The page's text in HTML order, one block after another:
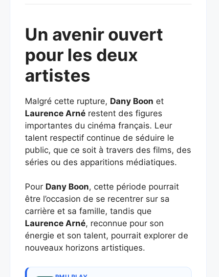
Un avenir ouvert
pour les deux
artistes
Malgré cette rupture, Dany Boon et
Laurence Arné restent des figures
importantes du cinéma français. Leur
talent respectif continue de séduire le
public, que ce soit à travers des films, des
séries ou des apparitions médiatiques.
Pour Dany Boon, cette période pourrait
être l’occasion de se recentrer sur sa
carrière et sa famille, tandis que
Laurence Arné, reconnue pour son
énergie et son talent, pourrait explorer de
nouveaux horizons artistiques.